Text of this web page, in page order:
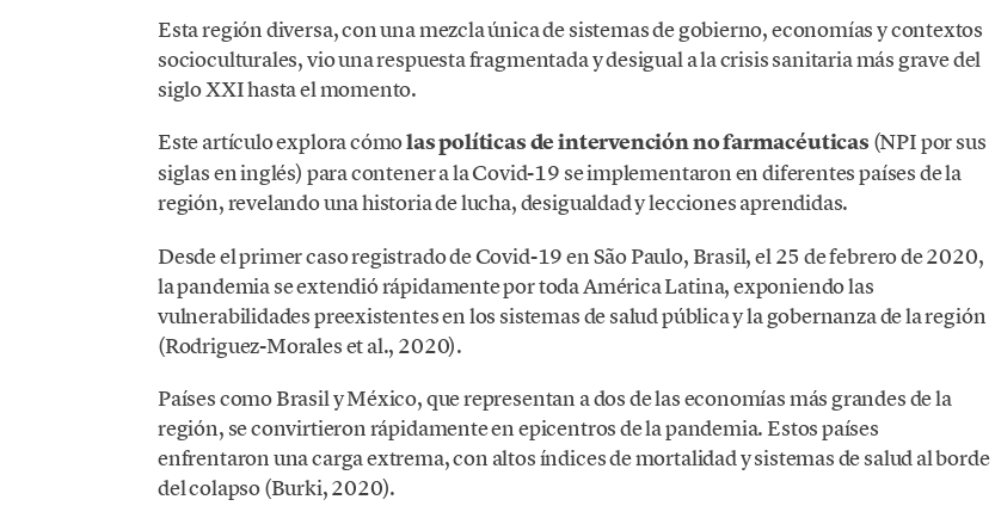
Esta región diversa, con una mezcla única de sistemas de gobierno, economías y contextos
socioculturales, vio una respuesta fragmentada y desigual a la crisis sanitaria más grave del
siglo XXI hasta el momento.
Este artículo explora cómolas políticas de intervención no farmacéuticas (NPI por sus
siglas en inglés) para contener a la Covid-19 se implementaron en diferentes países de la
región, revelando una historia de lucha, desigualdad y lecciones aprendidas.
Desde el primer caso registrado de Covid-19 en São Paulo, Brasil, el 25 de febrero de 2020,
la pandemia se extendió rápidamente por toda América Latina, exponiendo las
vulnerabilidades preexistentes en los sistemas de salud pública y la gobernanza de la región
(Rodriguez-Morales et al., 2020).
Países como Brasil y México, que representan a dos de las economías más grandes de la
región, se convirtieron rápidamente en epicentros de la pandemia. Estos países
enfrentaron una carga extrema, con altos índices de mortalidad y sistemas de salud al borde
del colapso (Burki, 2020).